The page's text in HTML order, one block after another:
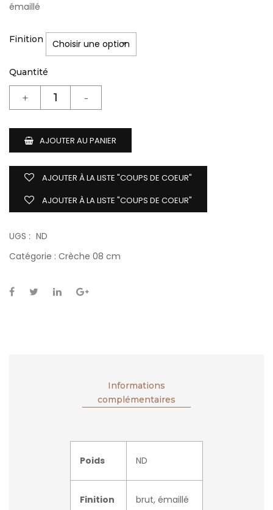
émaillé
Finition
Quantité
AJOUTER AU PANIER
AJOUTER À LA LISTE "COUPS DE COEUR"
AJOUTER À LA LISTE "COUPS DE COEUR"
UGS : ND
Catégorie : Crèche 08 cm
Informations
complémentaires
Poids ND
Finition brut, émaillé